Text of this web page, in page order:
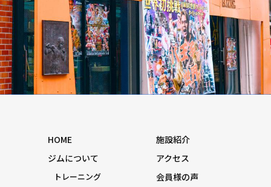
HOME
ジムについて
トレーニング
施設紹介
アクセス
会員様の声